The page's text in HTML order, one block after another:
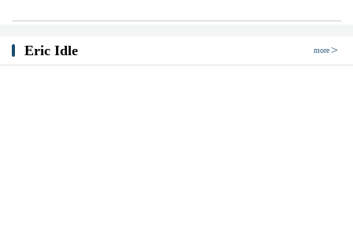
Eric Idle more